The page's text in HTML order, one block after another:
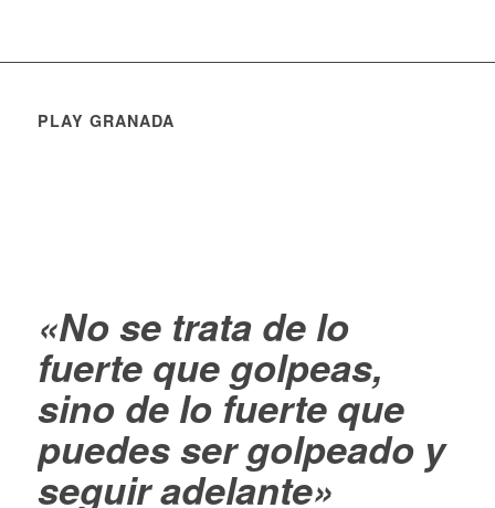
PLAY GRANADA
«No se trata de lo
fuerte que golpeas,
sino de lo fuerte que
puedes ser golpeado y
seguir adelante»